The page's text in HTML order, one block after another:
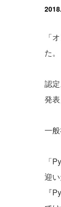
「
た。
認
発
一
「
迎
『